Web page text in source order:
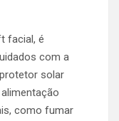
facial, é
com a
solar
como fumar